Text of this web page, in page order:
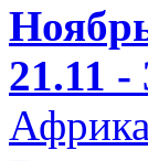
21.11 -